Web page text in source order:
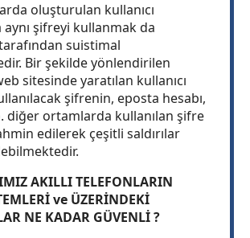
oluşturulan kullanıcı
aynı şifreyi kullanmak da
suistimal
Bir şekilde yönlendirilen
sitesinde yaratılan kullanıcı
şifrenin, eposta hesabı,
diğer ortamlarda kullanılan şifre
edilerek çeşitli saldırılar
AKILLI TELEFONLARIN
ve ÜZERİNDEKİ
NE KADAR GÜVENLİ ?